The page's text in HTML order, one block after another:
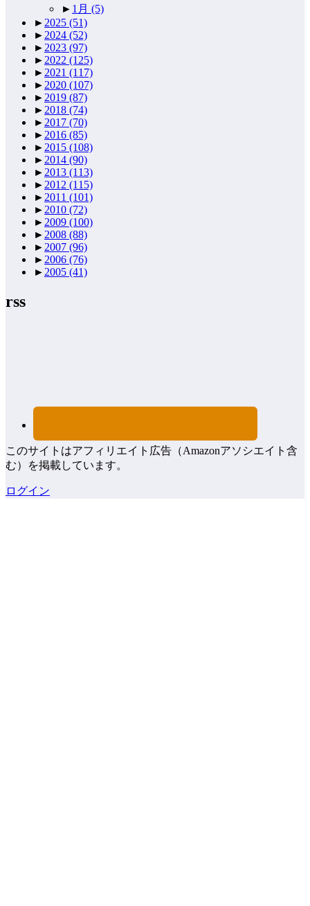
► 1月 (5)
►2025 (51)
►2024 (52)
►2023 (97)
►2022 (125)
►2021 (117)
►2020 (107)
►2019 (87)
►2018 (74)
►2017 (70)
►2016 (85)
►2015 (108)
►2014 (90)
►2013 (113)
►2012 (115)
►2011 (101)
►2010 (72)
►2009 (100)
►2008 (88)
►2007 (96)
►2006 (76)
►2005 (41)
rss
このサイトはアフィリエイト広告（Amazonアソシエイト含
む）を掲載しています。
ログイン